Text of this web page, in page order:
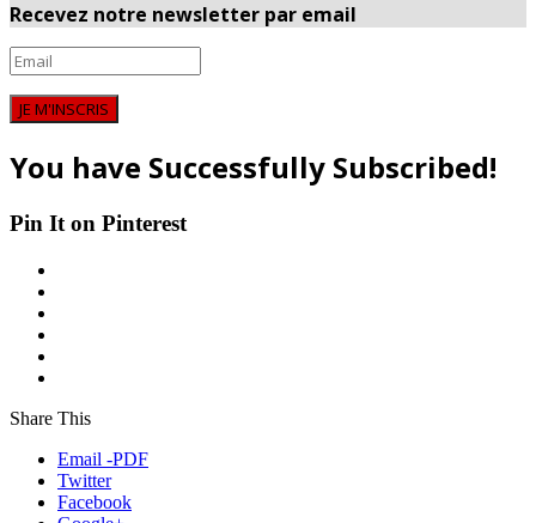
Recevez notre newsletter par email
JE M'INSCRIS
You have Successfully Subscribed!
Pin It on Pinterest
Share This
Email -PDF
Twitter
Facebook